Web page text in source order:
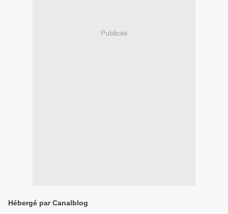
Publicité
Hébergé par Canalblog